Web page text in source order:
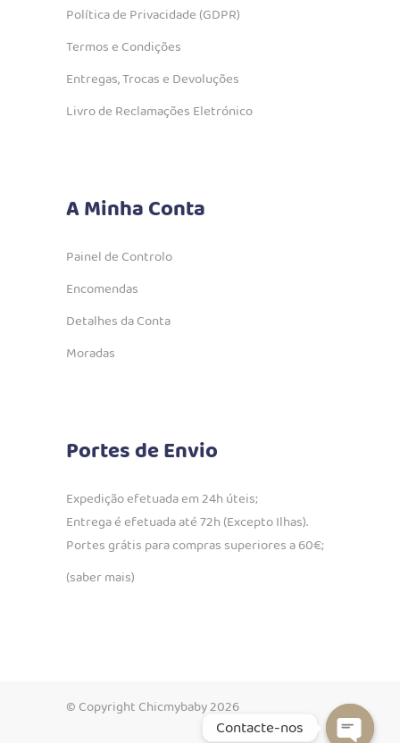
Política de Privacidade (GDPR)
Termos e Condições
Entregas, Trocas e Devoluções
Livro de Reclamações Eletrónico
A Minha Conta
Painel de Controlo
Encomendas
Detalhes da Conta
Moradas
Portes de Envio
Expedição efetuada em 24h úteis;
Entrega é efetuada até 72h (Excepto Ilhas).
Portes grátis para compras superiores a 60€;
(saber mais)
© Copyright Chicmybaby 2026
Contacte-nos